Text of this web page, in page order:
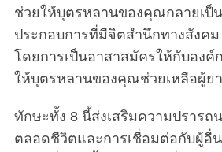
ช่วยให้บุตรหลานของคุณกลายเป็
ประกอบการที่มีจิตสำนึกทางสังคม
โดยการเป็นอาสาสมัครให้กับองค์
ให้บุตรหลานของคุณช่วยเหลือผู้ย
ทักษะทั้ง 8 นี้ส่งเสริมความปรารถ
ตลอดชีวิตและการเชื่อมต่อกับผู้อื่น